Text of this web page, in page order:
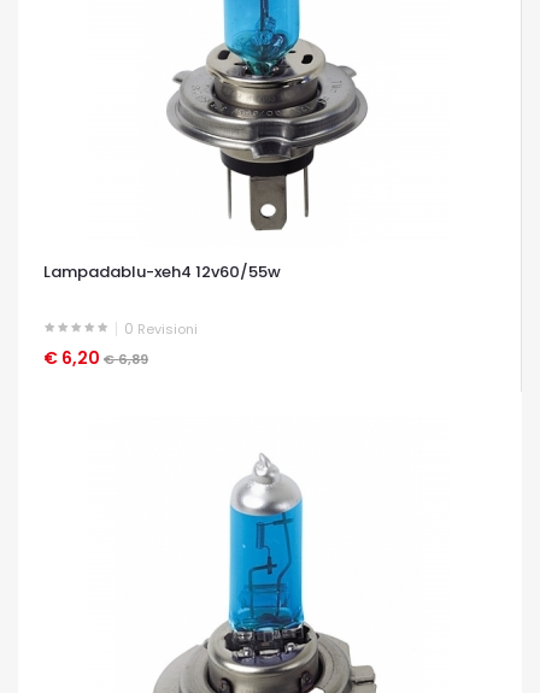
Lampadablu-xeh4 12v60/55w
0 Revisioni
€ 6,20 € 6,89
OCCHIATA VELOCE